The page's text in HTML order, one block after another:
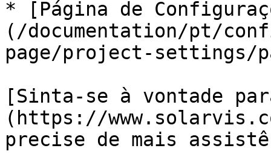
* [Página de
(/documentation/pt/
page/project-settings/
[Sinta-se à vontade
(https://
precise de mais